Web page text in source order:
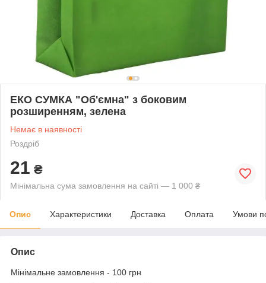
ЕКО СУМКА "Об'ємна" з боковим
розширенням, зелена
Немає в наявності
Роздріб
21 ₴
Мінімальна сума замовлення на сайті — 1 000 ₴
Опис Характеристики Доставка Оплата Умови
Опис
Мінімальне замовлення - 100 грн